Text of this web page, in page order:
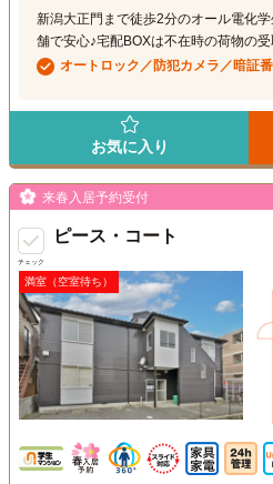
新潟大正門まで徒歩2分のオール電化
舗で安心♪宅配BOXは不在時の荷物の
オートロック／防犯カメラ／暗証
お気に入り
チェック
来春入居予約受付
ピース・コート
満室（空室待ち）